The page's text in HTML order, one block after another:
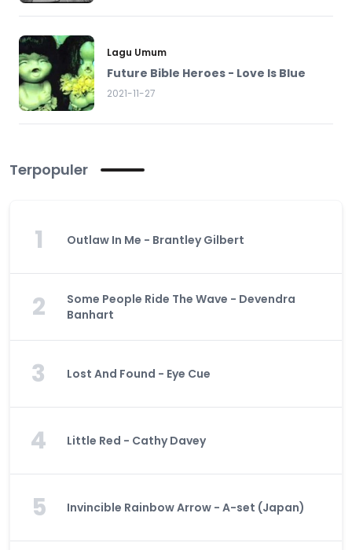
Lagu Umum
Future Bible Heroes - Love Is Blue
2021-11-27
Terpopuler
1 Outlaw In Me - Brantley Gilbert
2
Some People Ride The Wave - Devendra
Banhart
3 Lost And Found - Eye Cue
4 Little Red - Cathy Davey
5 Invincible Rainbow Arrow - A-set (Japan)